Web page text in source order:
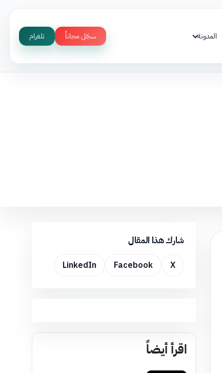
المدونة سجّل مجاناً تلغرام
شارك هذا المقال
X
Facebook
LinkedIn
اقرأ أيضاً